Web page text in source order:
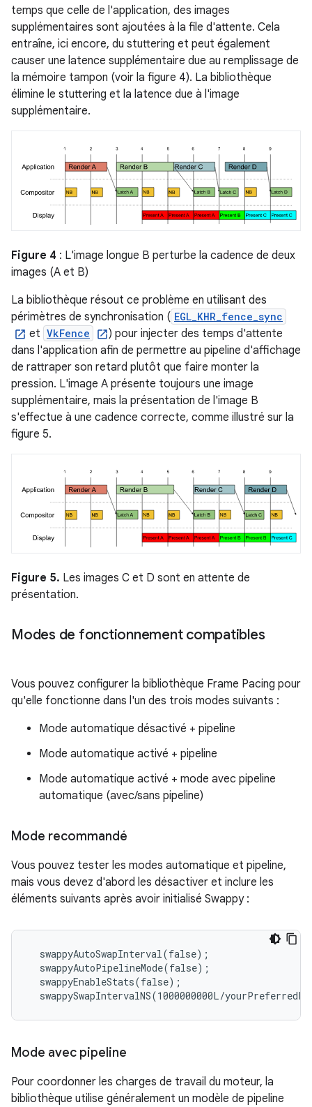
temps que celle de l'application, des images
supplémentaires sont ajoutées à la file d'attente. Cela
entraîne, ici encore, du stuttering et peut également
causer une latence supplémentaire due au remplissage de
la mémoire tampon (voir la figure 4). La bibliothèque
élimine le stuttering et la latence due à l'image
supplémentaire.
Figure 4 : L'image longue B perturbe la cadence de deux
images (A et B)
La bibliothèque résout ce problème en utilisant des
périmètres de synchronisation ( EGL_KHR_fence_sync
et VkFence
) pour injecter des temps d'attente
dans l'application afin de permettre au pipeline d'affichage
de rattraper son retard plutôt que faire monter la
pression. L'image A présente toujours une image
supplémentaire, mais la présentation de l'image B
s'effectue à une cadence correcte, comme illustré sur la
figure 5.
Figure 5. Les images C et D sont en attente de
présentation.
Modes de fonctionnement compatibles
Vous pouvez configurer la bibliothèque Frame Pacing pour
qu'elle fonctionne dans l'un des trois modes suivants :
Mode automatique désactivé + pipeline
Mode automatique activé + pipeline
Mode automatique activé + mode avec pipeline
automatique (avec/sans pipeline)
Mode recommandé
Vous pouvez tester les modes automatique et pipeline,
mais vous devez d'abord les désactiver et inclure les
éléments suivants après avoir initialisé Swappy :
  swappyAutoSwapInterval(false);
  swappyAutoPipelineMode(false);
  swappyEnableStats(false);
Mode avec pipeline
Pour coordonner les charges de travail du moteur, la
bibliothèque utilise généralement un modèle de pipeline